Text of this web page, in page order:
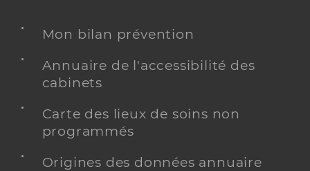
Mon bilan prévention
Annuaire de l'accessibilité des
cabinets
Carte des lieux de soins non
programmés
Origines des données annuaire